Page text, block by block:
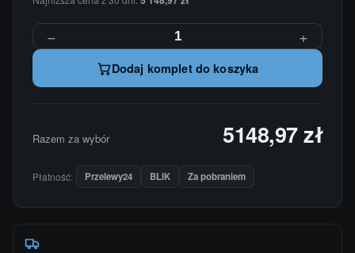
− +
Dodaj komplet do koszyka
Razem za wybór 5148,97 zł
Płatność: Przelewy24 BLIK Za pobraniem